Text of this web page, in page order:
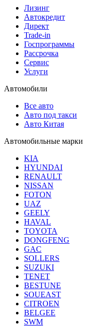
Лизинг
Автокредит
Директ
Trade-in
Госпрограммы
Рассрочка
Сервис
Услуги
Автомобили
Все авто
Авто под такси
Авто Китая
Автомобильные марки
KIA
HYUNDAI
RENAULT
NISSAN
FOTON
UAZ
GEELY
HAVAL
TOYOTA
DONGFENG
GAC
SOLLERS
SUZUKI
TENET
BESTUNE
SOUEAST
CITROEN
BELGEE
SWM